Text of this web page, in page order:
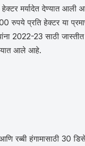
मर्यादेत देण्यात आली
रुपये प्रति हेक्टर या
2022-23 साठी
आले आहे.
रब्बी हंगामासाठी 30